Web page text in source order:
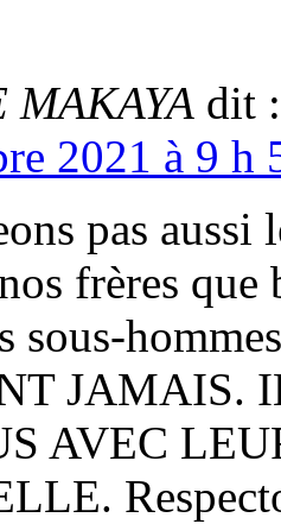
MAKAYA dit :
2021 à 9
pas aussi
frères
sous-
JAMAIS.
AVEC